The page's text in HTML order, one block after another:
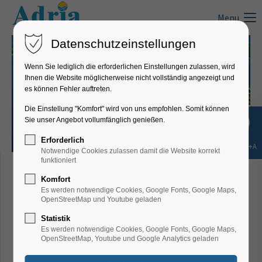
Menu
Nationalpark Brijuni
An der westlichen Küste Istriens befindet
sich der Brijuner Inselarchipel mit 14
Datenschutzeinstellungen
Wenn Sie lediglich die erforderlichen Einstellungen zulassen, wird
Ihnen die Website möglicherweise nicht vollständig angezeigt und
es können Fehler auftreten.
Die Einstellung "Komfort" wird von uns empfohlen. Somit können
Sie unser Angebot vollumfänglich genießen.
Erforderlich
Notwendige Cookies zulassen damit die Website korrekt
funktioniert
Komfort
Es werden notwendige Cookies, Google Fonts, Google Maps,
OpenStreetMap und Youtube geladen
Statistik
Es werden notwendige Cookies, Google Fonts, Google Maps,
OpenStreetMap, Youtube und Google Analytics geladen
Shift+Alt+A